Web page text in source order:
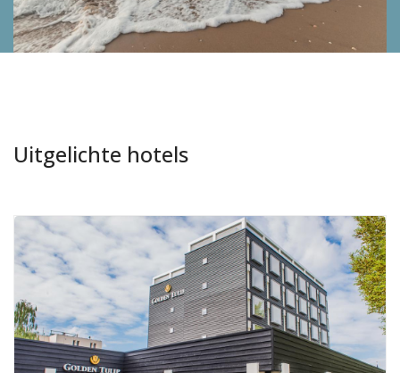
Uitgelichte hotels
Aanbevolen